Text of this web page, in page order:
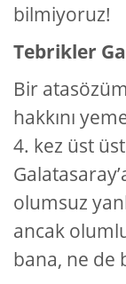
bilmiyoruz!
Tebrikler
Bir
hakkını
4. kez üst
olumsuz
ancak
bana, ne de